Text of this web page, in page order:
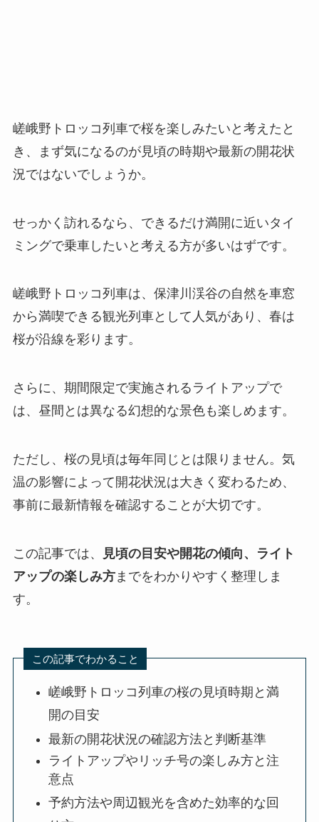
嵯峨野トロッコ列車で桜を楽しみたいと考えたと
き、まず気になるのが見頃の時期や最新の開花状
況ではないでしょうか。
せっかく訪れるなら、できるだけ満開に近いタイ
ミングで乗車したいと考える方が多いはずです。
嵯峨野トロッコ列車は、保津川渓谷の自然を車窓
から満喫できる観光列車として人気があり、春は
桜が沿線を彩ります。
さらに、期間限定で実施されるライトアップで
は、昼間とは異なる幻想的な景色も楽しめます。
ただし、桜の見頃は毎年同じとは限りません。気
温の影響によって開花状況は大きく変わるため、
事前に最新情報を確認することが大切です。
この記事では、
見頃の目安や開花の傾向、ライト
アップの楽しみ方までをわかりやすく整理しま
す。
この記事でわかること
嵯峨野トロッコ列車の桜の見頃時期と満
開の目安
最新の開花状況の確認方法と判断基準
ライトアップやリッチ号の楽しみ方と注
意点
予約方法や周辺観光を含めた効率的な回